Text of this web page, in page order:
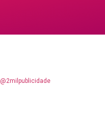
@2milpublicidade